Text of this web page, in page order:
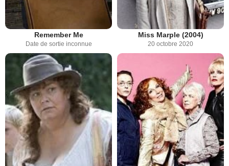
Remember Me
Date de sortie inconnue
Miss Marple (2004)
20 octobre 2020